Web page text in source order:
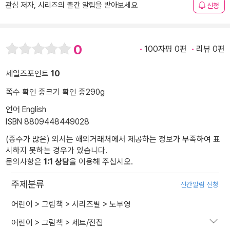
관심 저자, 시리즈의 출간 알림을 받아보세요 신청
0 100자평 0편 리뷰 0편
세일즈포인트 10
쪽수 확인 중크기 확인 중290g
언어 English
ISBN 8809448449028
(종수가 많은) 외서는 해외거래처에서 제공하는 정보가 부족하여 표
시하지 못하는 경우가 있습니다.
문의사항은 1:1 상담을 이용해 주십시오.
주제분류 신간알림 신청
어린이 > 그림책 > 시리즈별 > 노부영
어린이 > 그림책 > 세트/전집